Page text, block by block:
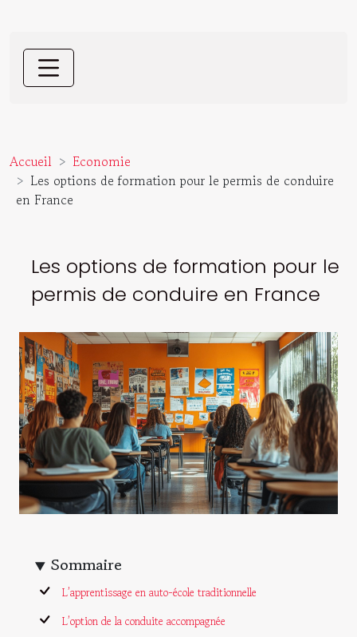
Accueil
Economie
Les options de formation pour le permis de conduire
en France
Les options de formation pour le
permis de conduire en France
Sommaire
L’apprentissage en auto-école traditionnelle
L’option de la conduite accompagnée